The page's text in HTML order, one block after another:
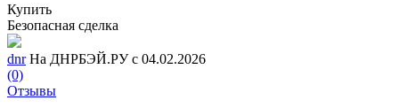
Купить
Безопасная сделка
dnr На ДНРБЭЙ.РУ с 04.02.2026
(0)
Отзывы